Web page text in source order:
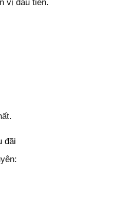
vị đầu tiên.
đãi